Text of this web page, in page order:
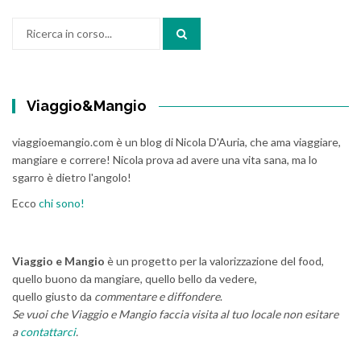
Viaggio&Mangio
viaggioemangio.com è un blog di Nicola D'Auria, che ama viaggiare,
mangiare e correre! Nicola prova ad avere una vita sana, ma lo
sgarro è dietro l'angolo!
Ecco chi sono!
Viaggio e Mangio è un progetto per la valorizzazione del food,
quello buono da mangiare, quello bello da vedere,
quello giusto da commentare e diffondere.
Se vuoi che Viaggio e Mangio faccia visita al tuo locale non esitare
acontattarci.